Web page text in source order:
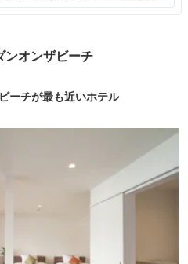
ンオンザビーチ
ーチが最も近いホテル